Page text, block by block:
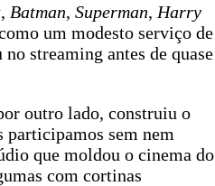
, Batman, Superman, Harry
um modesto serviço de
streaming antes de quase
outro lado, construiu o
participamos sem nem
que moldou o cinema do
com cortinas